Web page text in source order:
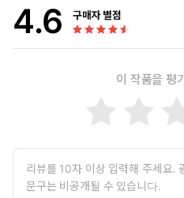
4.6 구매자 별점
이 작품을 평